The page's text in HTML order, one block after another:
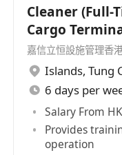
Cleaner (Full-
Cargo
嘉信立恒設施管理香
Islands, Tung
6 days per
Salary From
Provides
operation